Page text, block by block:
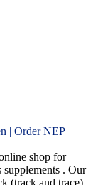
| Order NEP
shop for
. Our
(track and trace)